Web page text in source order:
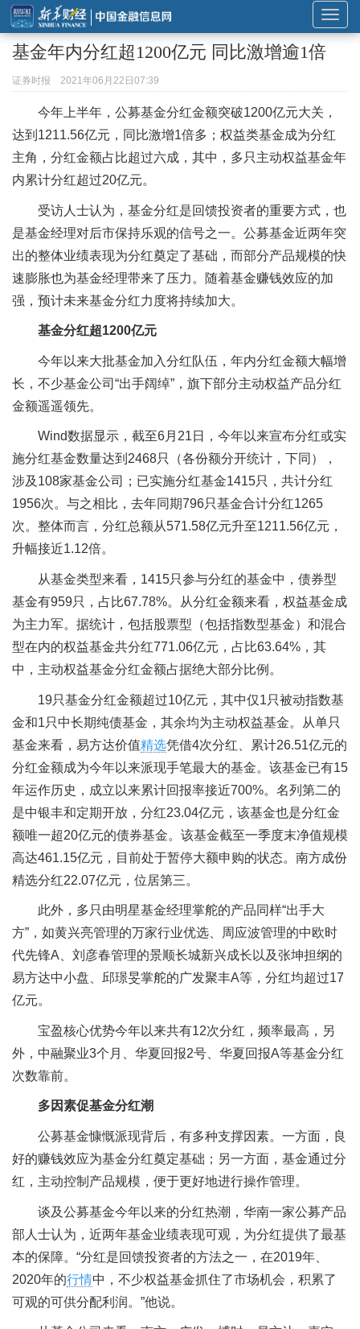
展
开
导
航
基金年内分红超1200亿元 同比激增逾1倍
证券时报 2021年06月22日07:39
今年上半年，公募基金分红金额突破1200亿元大关，
达到1211.56亿元，同比激增1倍多；权益类基金成为分红
主角，分红金额占比超过六成，其中，多只主动权益基金年
内累计分红超过20亿元。
受访人士认为，基金分红是回馈投资者的重要方式，也
是基金经理对后市保持乐观的信号之一。公募基金近两年突
出的整体业绩表现为分红奠定了基础，而部分产品规模的快
速膨胀也为基金经理带来了压力。随着基金赚钱效应的加
强，预计未来基金分红力度将持续加大。
基金分红超1200亿元
今年以来大批基金加入分红队伍，年内分红金额大幅增
长，不少基金公司“出手阔绰”，旗下部分主动权益产品分红
金额遥遥领先。
Wind数据显示，截至6月21日，今年以来宣布分红或实
施分红基金数量达到2468只（各份额分开统计，下同），
涉及108家基金公司；已实施分红基金1415只，共计分红
1956次。与之相比，去年同期796只基金合计分红1265
次。整体而言，分红总额从571.58亿元升至1211.56亿元，
升幅接近1.12倍。
从基金类型来看，1415只参与分红的基金中，债券型
基金有959只，占比67.78%。从分红金额来看，权益基金成
为主力军。据统计，包括股票型（包括指数型基金）和混合
型在内的权益基金共分红771.06亿元，占比63.64%，其
中，主动权益基金分红金额占据绝大部分比例。
19只基金分红金额超过10亿元，其中仅1只被动指数基
金和1只中长期纯债基金，其余均为主动权益基金。从单只
基金来看，易方达价值精选凭借4次分红、累计26.51亿元的
分红金额成为今年以来派现手笔最大的基金。该基金已有15
年运作历史，成立以来累计回报率接近700%。名列第二的
是中银丰和定期开放，分红23.04亿元，该基金也是分红金
额唯一超20亿元的债券基金。该基金截至一季度末净值规模
高达461.15亿元，目前处于暂停大额申购的状态。南方成份
精选分红22.07亿元，位居第三。
此外，多只由明星基金经理掌舵的产品同样“出手大
方”，如黄兴亮管理的万家行业优选、周应波管理的中欧时
代先锋A、刘彦春管理的景顺长城新兴成长以及张坤担纲的
易方达中小盘、邱璟旻掌舵的广发聚丰A等，分红均超过17
亿元。
宝盈核心优势今年以来共有12次分红，频率最高，另
外，中融聚业3个月、华夏回报2号、华夏回报A等基金分红
次数靠前。
多因素促基金分红潮
公募基金慷慨派现背后，有多种支撑因素。一方面，良
好的赚钱效应为基金分红奠定基础；另一方面，基金通过分
红，主动控制产品规模，便于更好地进行操作管理。
谈及公募基金今年以来的分红热潮，华南一家公募产品
部人士认为，近两年基金业绩表现可观，为分红提供了最基
本的保障。“分红是回馈投资者的方法之一，在2019年、
2020年的行情中，不少权益基金抓住了市场机会，积累了
可观的可供分配利润。”他说。